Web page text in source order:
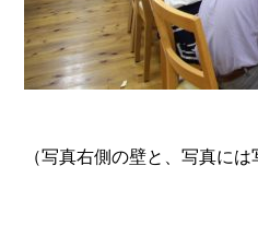
（写真右側の壁と、写真に